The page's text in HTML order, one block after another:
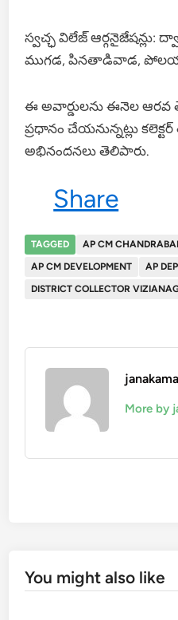
స్వచ్ఛ విలేజ్ ఆర్గనైజేషన్లు:
ముగడ, పినతాడివాడ,
ఈ అవార్డులను ఈనెల ఆరవ
ప్రధానం చేయనున్నట్లు
అభినందనలు తెలిపారు.
Share
TAGGED
AP CM
AP CM DEVELOPMENT
AP
DISTRICT COLLECTOR
More by
You might also like